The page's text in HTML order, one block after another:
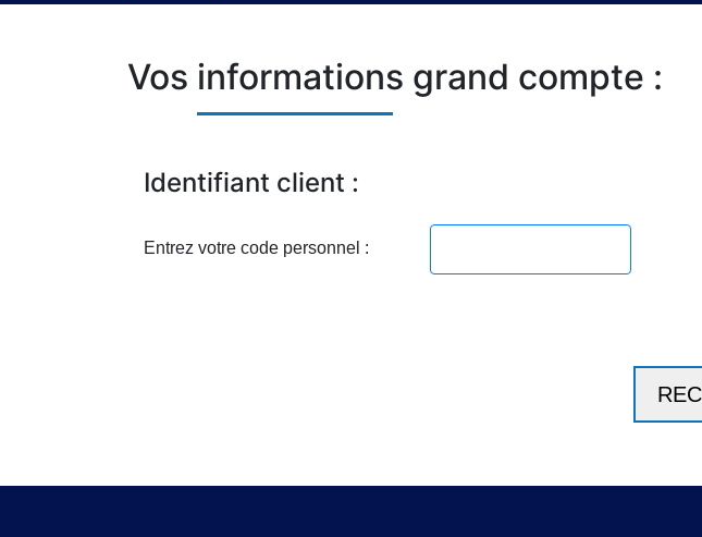
Vos informations grand compte :
Identifiant client :
Entrez votre code personnel :